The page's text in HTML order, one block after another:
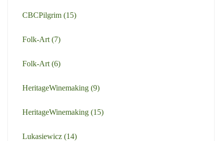
CBCPilgrim (15)
Folk-Art (7)
Folk-Art (6)
HeritageWinemaking (9)
HeritageWinemaking (15)
Lukasiewicz (14)